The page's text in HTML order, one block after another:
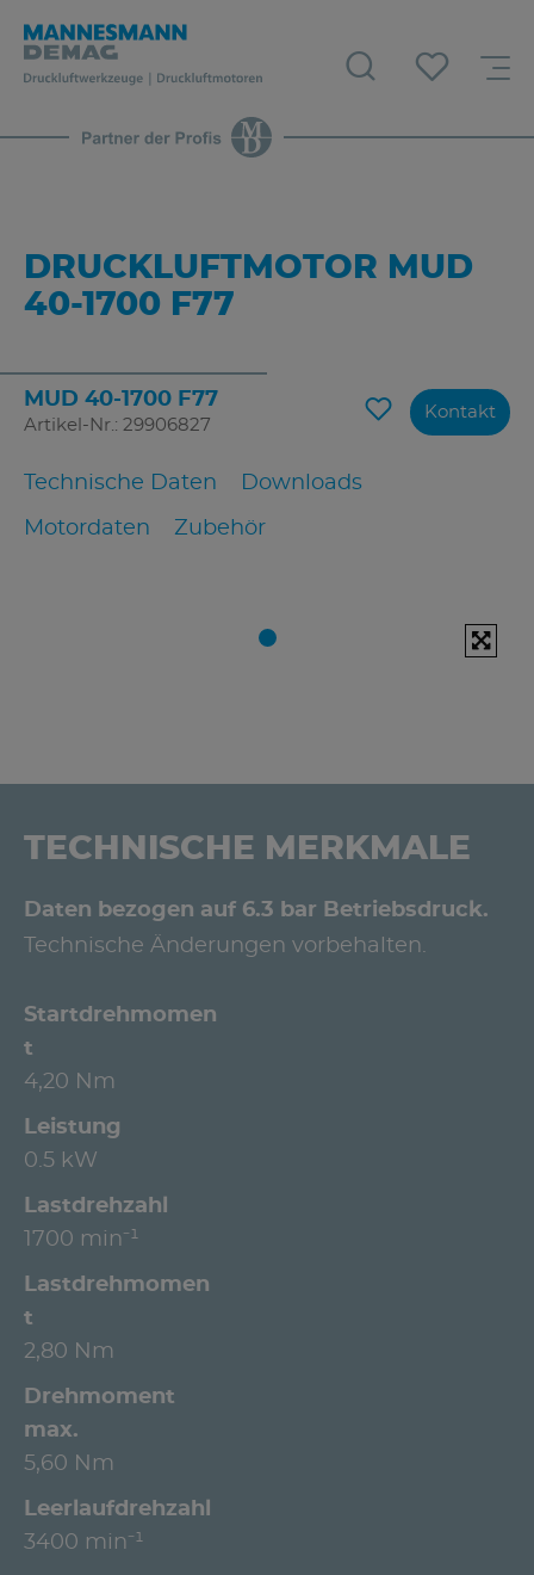
DRUCKLUFTMOTOR MUD
40-1700 F77
MUD 40-1700 F77
Artikel-Nr.: 29906827
Technische Daten Downloads
Motordaten Zubehör
Kontakt
TECHNISCHE MERKMALE
Daten bezogen auf 6.3 bar Betriebsdruck.
Technische Änderungen vorbehalten.
Startdrehmomen
t
4,20 Nm
Leistung
0.5 kW
Lastdrehzahl
1700 min⁻¹
Lastdrehmomen
t
2,80 Nm
Drehmoment
max.
5,60 Nm
Leerlaufdrehzahl
3400 min⁻¹